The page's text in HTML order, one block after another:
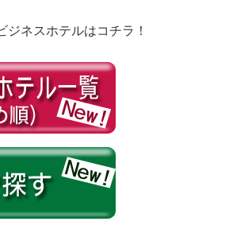
ジネスホテルはコチラ！